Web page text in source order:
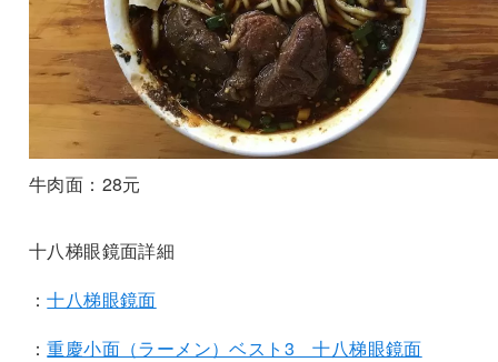
牛肉面：28元
十八梯眼鏡面詳細
：十八梯眼鏡面
：重慶小面（ラーメン）ベスト3 十八梯眼鏡面